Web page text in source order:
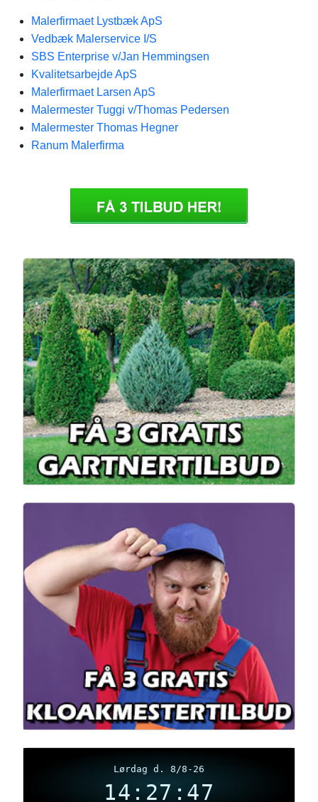
Malerfirmaet Lystbæk ApS
Vedbæk Malerservice I/S
SBS Enterprise v/Jan Hemmingsen
Kvalitetsarbejde ApS
Malerfirmaet Larsen ApS
Malermester Tuggi v/Thomas Pedersen
Malermester Thomas Hegner
Ranum Malerfirma
Lørdag d. 8/8-26
14:27:48